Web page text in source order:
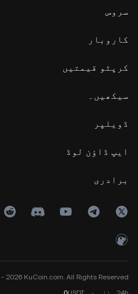
سروس
کاروبار
کرپٹو قیمتیں
سیکھیں۔
ڈویلپر
ایپ ڈاؤن لوڈ
برادری
2026 KuCoin.com. All Rights Reserved.